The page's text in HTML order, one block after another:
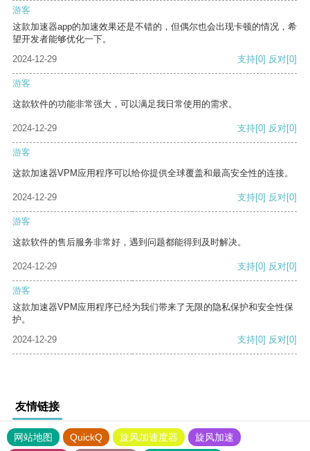
游客
这款加速器app的加速效果还是不错的，但偶尔也会出现卡顿的情况，希
望开发者能够优化一下。
2024-12-29
支持[0] 反对[0]
游客
这款软件的功能非常强大，可以满足我日常使用的需求。
2024-12-29 支持[0] 反对[0]
游客
这款加速器VPM应用程序可以给你提供全球覆盖和最高安全性的连接。
2024-12-29 支持[0] 反对[0]
游客
这款软件的售后服务非常好，遇到问题都能得到及时解决。
2024-12-29 支持[0] 反对[0]
游客
这款加速器VPM应用程序已经为我们带来了无限的隐私保护和安全性保
护。
2024-12-29
支持[0] 反对[0]
友情链接
网站地图 QuickQ 旋风加速度器
旋风加速